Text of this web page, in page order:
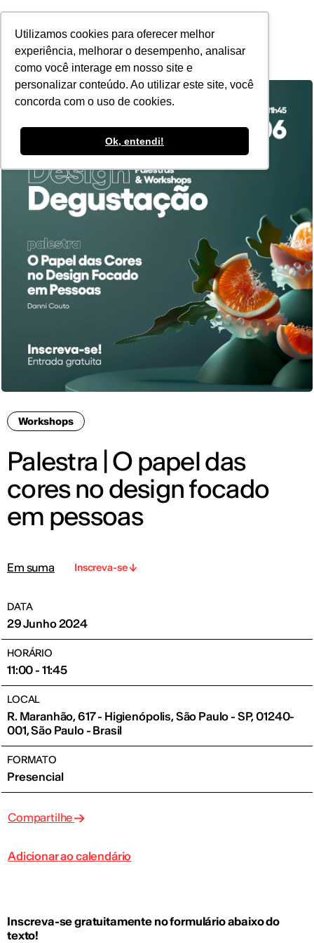
Utilizamos cookies para oferecer melhor
experiência, melhorar o desempenho, analisar
como você interage em nosso site e
personalizar conteúdo. Ao utilizar este site, você
concorda com o uso de cookies.
Ok, entendi!
POR
Workshops
Palestra | O papel das
cores no design focado
em pessoas
Em suma Inscreva-se
DATA
29 Junho 2024
HORÁRIO
11:00 - 11:45
LOCAL
R. Maranhão, 617 - Higienópolis, São Paulo - SP, 01240-
001, São Paulo - Brasil
FORMATO
Presencial
Compartilhe
Adicionar ao calendário
Inscreva-se gratuitamente no formulário abaixo do
texto!